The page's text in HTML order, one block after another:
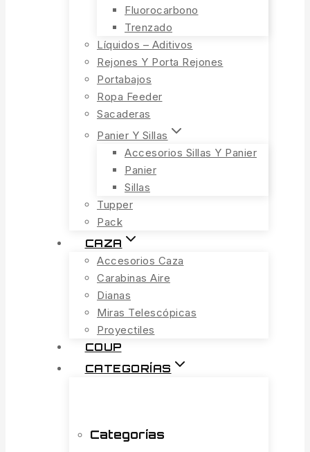
Fluorocarbono
Trenzado
Líquidos – Aditivos
Rejones Y Porta Rejones
Portabajos
Ropa Feeder
Sacaderas
Panier Y Sillas
Accesorios Sillas Y Panier
Panier
Sillas
Tupper
Pack
CAZA
Accesorios Caza
Carabinas Aire
Dianas
Miras Telescópicas
Proyectiles
COUP
CATEGORÍAS
Categorías